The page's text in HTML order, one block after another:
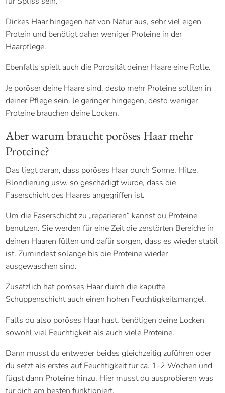
Dickes Haar hingegen hat von Natur aus, sehr viel eigen
Protein und benötigt daher weniger Proteine in der
Haarpflege.
Ebenfalls spielt auch die Porosität deiner Haare eine Rolle.
Je poröser deine Haare sind, desto mehr Proteine sollten in
deiner Pflege sein. Je geringer hingegen, desto weniger
Proteine brauchen deine Locken.
Aber warum braucht poröses Haar mehr
Proteine?
Das liegt daran, dass poröses Haar durch Sonne, Hitze,
Blondierung usw. so geschädigt wurde, dass die
Faserschicht des Haares angegriffen ist.
Um die Faserschicht zu „reparieren“ kannst du Proteine
benutzen. Sie werden für eine Zeit die zerstörten Bereiche in
deinen Haaren füllen und dafür sorgen, dass es wieder stabil
ist. Zumindest solange bis die Proteine wieder
ausgewaschen sind.
Zusätzlich hat poröses Haar durch die kaputte
Schuppenschicht auch einen hohen Feuchtigkeitsmangel.
Falls du also poröses Haar hast, benötigen deine Locken
sowohl viel Feuchtigkeit als auch viele Proteine.
Dann musst du entweder beides gleichzeitig zuführen oder
du setzt als erstes auf Feuchtigkeit für ca. 1-2 Wochen und
fügst dann Proteine hinzu. Hier musst du ausprobieren was
für dich am besten funktioniert.